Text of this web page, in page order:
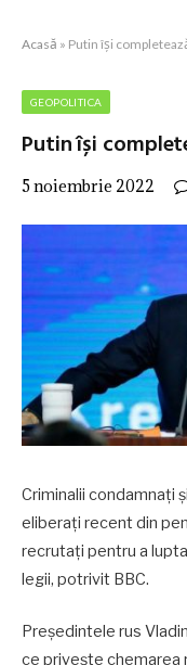
Acasă » Putin își
GEOPOLITICA
Putin își
5 noiembrie 2022
Criminalii condamnaţi
eliberaţi recent din
recrutaţi pentru a
legii, potrivit BBC.
Preşedintele rus
ce priveşte chemarea